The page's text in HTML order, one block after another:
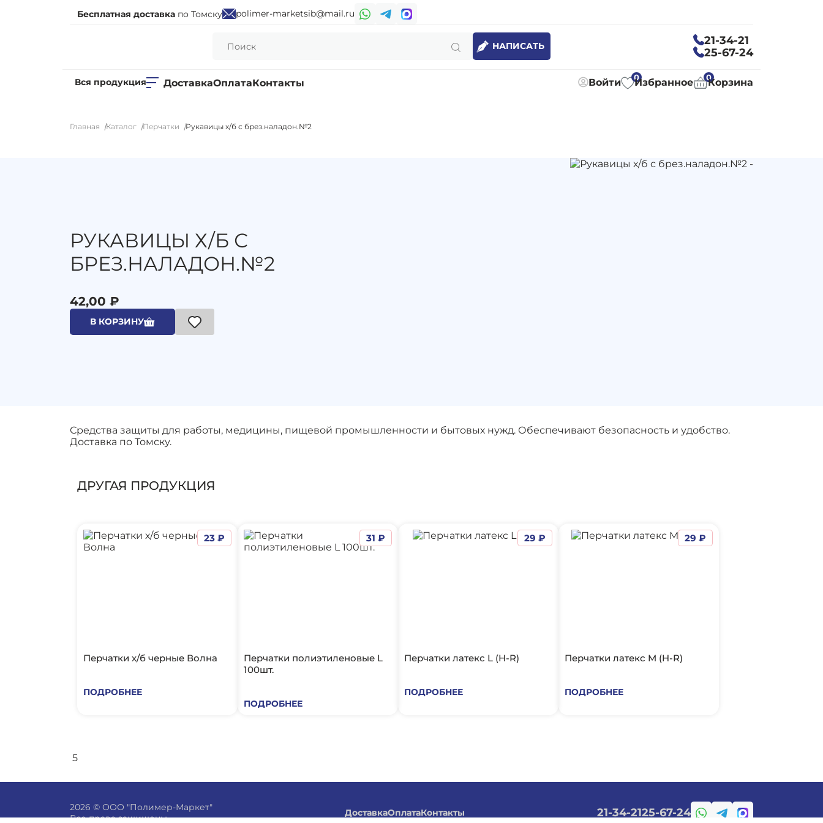
Бесплатная доставка по Томску polimer-marketsib@mail.ru
НАПИСАТЬ
21-34-21
25-67-24
Вся продукция ДоставкаОплатаКонтакты Войти 0
Избранное 0Корзина
Главная Каталог Перчатки Рукавицы х/б с брез.наладон.№2
РУКАВИЦЫ Х/Б С
БРЕЗ.НАЛАДОН.№2
42,00 ₽
В КОРЗИНУ
Средства защиты для работы, медицины, пищевой промышленности и бытовых нужд. Обеспечивают безопасность и удобство.
Доставка по Томску.
ДРУГАЯ ПРОДУКЦИЯ
Перчатки х/б черные Волна
ПОДРОБНЕЕ
23 ₽
Перчатки полиэтиленовые L
100шт.
ПОДРОБНЕЕ
31 ₽
Перчатки латекс L (H-R)
ПОДРОБНЕЕ
29 ₽
Перчатки латекс M (H-R)
ПОДРОБНЕЕ
29 ₽
5
2026 © ООО "Полимер-Маркет"
Все права защищены
ДоставкаОплатаКонтакты 21-34-2125-67-24